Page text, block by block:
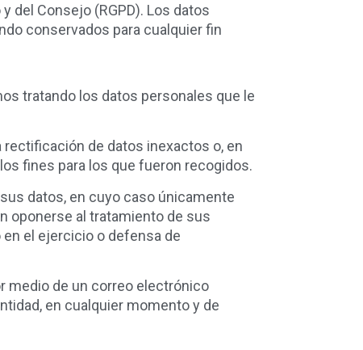
del Consejo (RGPD). Los datos
conservados para cualquier fin
tratando los datos personales que le
de datos inexactos o, en
fines para los que fueron recogidos.
datos, en cuyo caso únicamente
oponerse al tratamiento de sus
el ejercicio o defensa de
medio de un correo electrónico
en cualquier momento y de